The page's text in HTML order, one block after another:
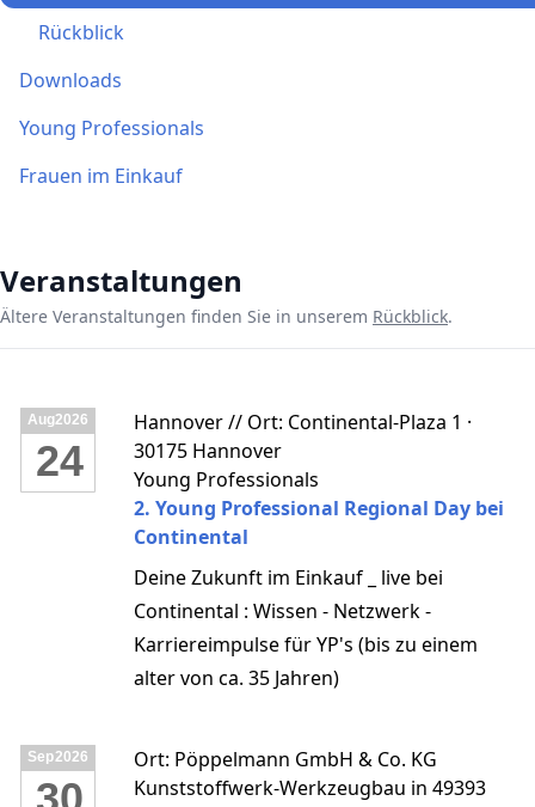
Rückblick
Downloads
Young Professionals
Frauen im Einkauf
Veranstaltungen
Ältere Veranstaltungen finden Sie in unserem Rückblick.
Aug2026
24
Hannover // Ort: Continental-Plaza 1 ·
30175 Hannover
Young Professionals
2. Young Professional Regional Day bei
Continental
Deine Zukunft im Einkauf _ live bei
Continental : Wissen - Netzwerk -
Karriereimpulse für YP's (bis zu einem
alter von ca. 35 Jahren)
Sep2026
Ort: Pöppelmann GmbH & Co. KG
Kunststoffwerk-Werkzeugbau in 49393